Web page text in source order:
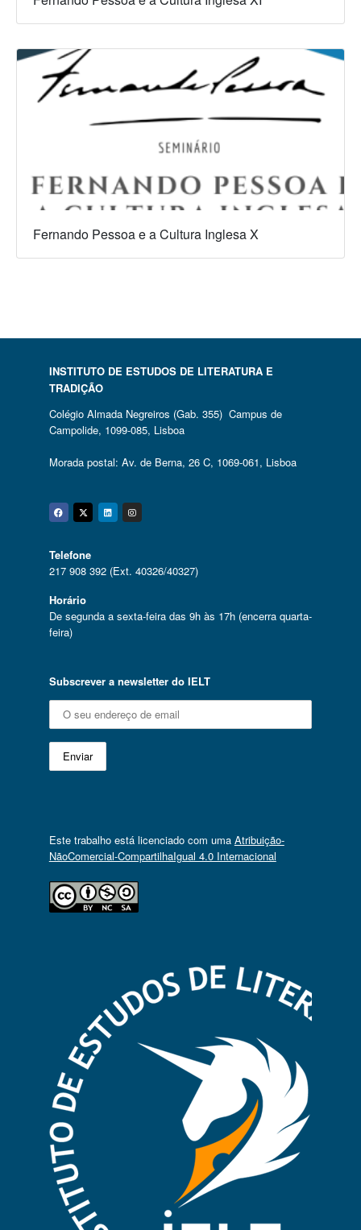
Fernando Pessoa e a Cultura Inglesa X
INSTITUTO DE ESTUDOS DE LITERATURA E
TRADIÇÃO
Colégio Almada Negreiros (Gab. 355) Campus de
Campolide, 1099-085, Lisboa
Morada postal: Av. de Berna, 26 C, 1069-061, Lisboa
Facebook
Twitter
Linkedin
Instagram
Telefone
217 908 392 (Ext. 40326/40327)
Horário
De segunda a sexta-feira das 9h às 17h (encerra quarta-
feira)
Subscrever a newsletter do IELT
Este trabalho está licenciado com uma Atribuição-
NãoComercial-CompartilhaIgual 4.0 Internacional